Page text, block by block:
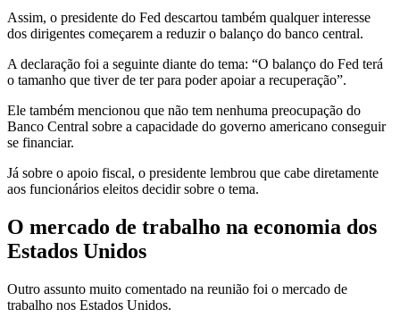
Assim, o presidente do Fed descartou também qualquer interesse
dos dirigentes começarem a reduzir o balanço do banco central.
A declaração foi a seguinte diante do tema: “O balanço do Fed terá
o tamanho que tiver de ter para poder apoiar a recuperação”.
Ele também mencionou que não tem nenhuma preocupação do
Banco Central sobre a capacidade do governo americano conseguir
se financiar.
Já sobre o apoio fiscal, o presidente lembrou que cabe diretamente
aos funcionários eleitos decidir sobre o tema.
O mercado de trabalho na economia dos
Estados Unidos
Outro assunto muito comentado na reunião foi o mercado de
trabalho nos Estados Unidos.